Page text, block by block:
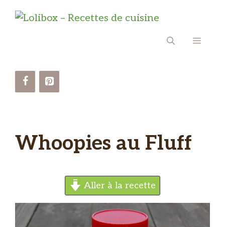
MENU
Whoopies au Fluff
Aller à la recette